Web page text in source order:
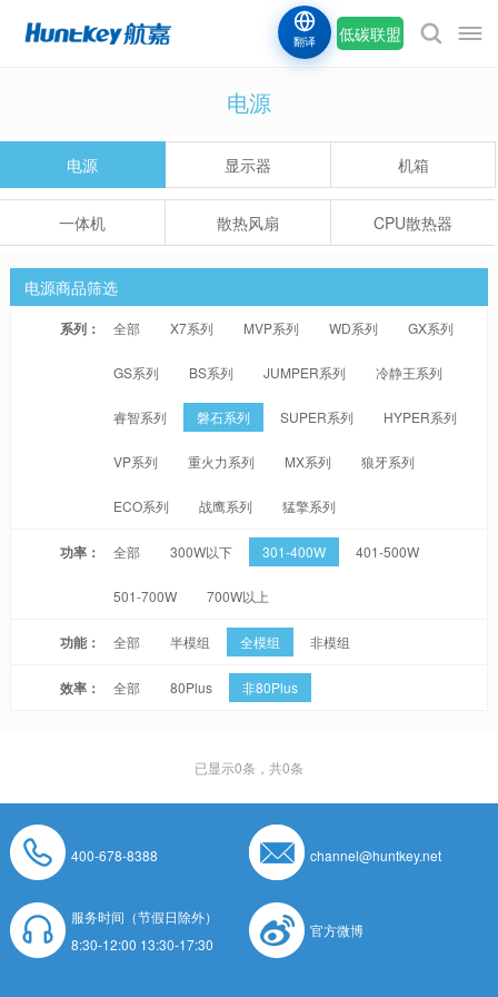
低碳联盟
翻译
电源
电源 显示器 机箱
一体机 散热风扇 CPU散热器
电源商品筛选
系列： 全部 X7系列 MVP系列 WD系列 GX系列
GS系列 BS系列 JUMPER系列 冷静王系列
睿智系列 磐石系列 SUPER系列 HYPER系列
VP系列 重火力系列 MX系列 狼牙系列
ECO系列 战鹰系列 猛擎系列
功率： 全部 300W以下 301-400W 401-500W
501-700W 700W以上
功能： 全部 半模组 全模组 非模组
效率： 全部 80Plus 非80Plus
已显示0条，共0条
400-678-8388 channel@huntkey.net
服务时间（节假日除外）
8:30-12:00 13:30-17:30
官方微博